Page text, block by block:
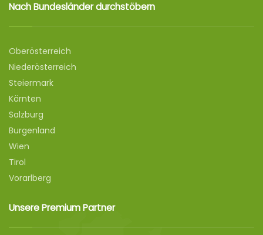
Nach Bundesländer durchstöbern
Oberösterreich
Niederösterreich
Steiermark
Kärnten
Salzburg
Burgenland
Wien
Tirol
Vorarlberg
Unsere Premium Partner